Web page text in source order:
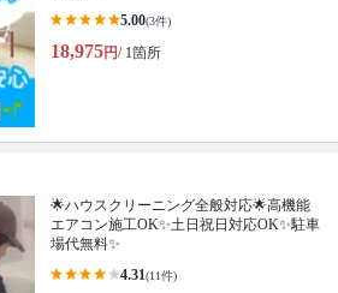
5.00(3件)
18,975円/ 1箇所
🌟ハウスクリーニング全般対応🌟高機能
エアコン施工OK✨土日祝日対応OK✨駐車
場代無料✨
4.31(11件)